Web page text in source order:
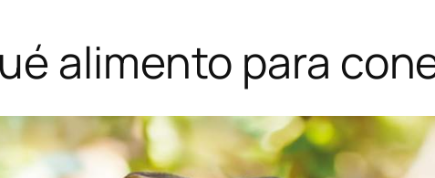
alimento para